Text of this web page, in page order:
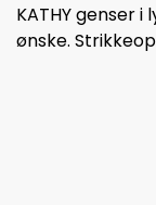
KATHY genser
ønske.